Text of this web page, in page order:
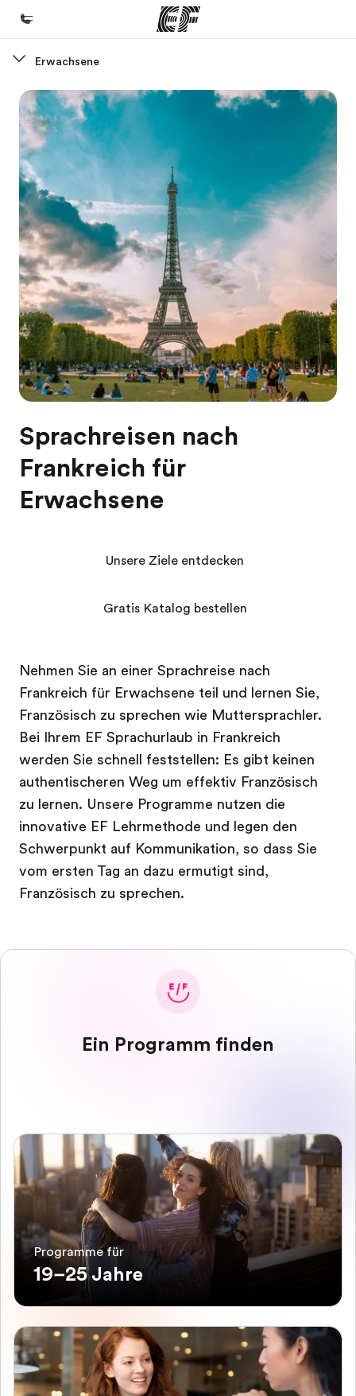
Willkommen bei EF
Programme
Alle Programme ansehen
Büros
Büros in der Nähe
Über uns
Wer wir sind
Karriere
Werde Teil unseres Teams
Erwachsene
Sprachreisen nach
Frankreich für
Erwachsene
Nehmen Sie an einer Sprachreise nach
Frankreich für Erwachsene teil und lernen Sie,
Französisch zu sprechen wie Muttersprachler.
Bei Ihrem EF Sprachurlaub in Frankreich
werden Sie schnell feststellen: Es gibt keinen
authentischeren Weg um effektiv Französisch
zu lernen. Unsere Programme nutzen die
innovative EF Lehrmethode und legen den
Schwerpunkt auf Kommunikation, so dass Sie
vom ersten Tag an dazu ermutigt sind,
Französisch zu sprechen.
Unsere Ziele entdecken
Gratis Katalog bestellen
Ein Programm finden
Programme für
19–25 Jahre